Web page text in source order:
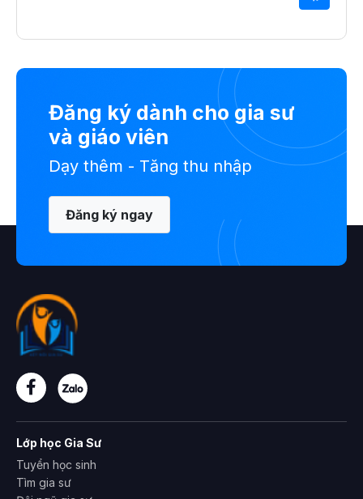
Đăng ký dành cho gia sư
và giáo viên
Dạy thêm - Tăng thu nhập
Đăng ký ngay
Lớp học Gia Sư
Tuyển học sinh
Tìm gia sư